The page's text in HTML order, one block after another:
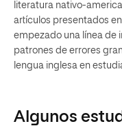
literatura nativo-
artículos presentados
empezado una línea de
patrones de errores
lengua inglesa en
Algunos